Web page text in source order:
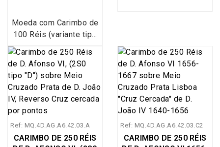
Moeda com Carimbo de
100 Réis (variante tipo
1656-1667 Lei de 22 de
Março de 1663, sobre 4
vinténs Prata Porto de
D. João IV 1640-1656,
anverso dentro circulo
perolado coroa ladeada
por pontos e ponto por
baixo da marquilha
Ref: MQ.4D.AG.A6.42.03.A
CARIMBO DE 250 RÉIS
Ref: MQ.4D.AG.A6.42.03.C2
CARIMBO DE 250 RÉIS